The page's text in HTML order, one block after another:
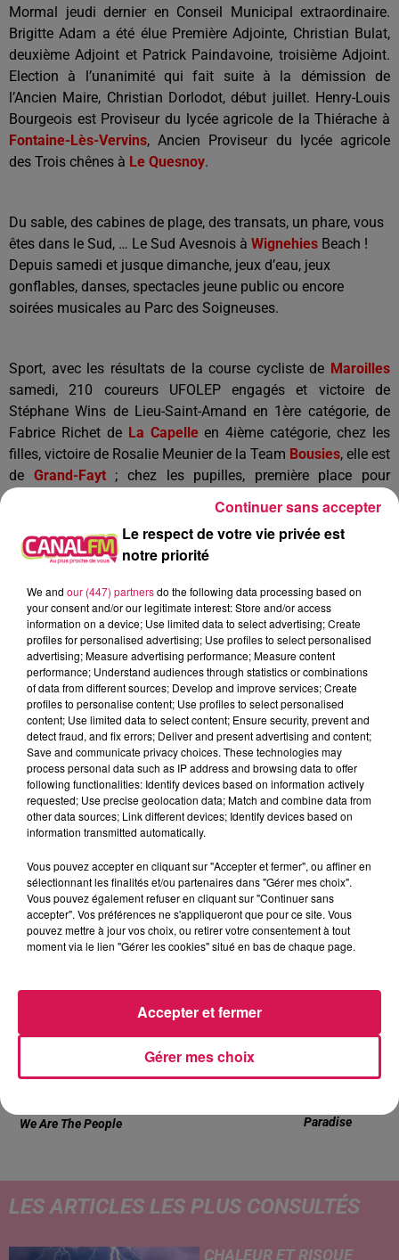
Mormal jeudi dernier en Conseil Municipal extraordinaire.
Brigitte Adam a été élue Première Adjointe, Christian Bulat,
deuxième Adjoint et Patrick Paindavoine, troisième Adjoint.
Election à l’unanimité qui fait suite à la démission de
l’Ancien Maire, Christian Dorlodot, début juillet. Henry-Louis
Bourgeois est Proviseur du lycée agricole de la Thiérache à
Fontaine-Lès-Vervins, Ancien Proviseur du lycée agricole
des Trois chênes à Le Quesnoy.
Du sable, des cabines de plage, des transats, un phare, vous
êtes dans le Sud, … Le Sud Avesnois à Wignehies Beach !
Depuis samedi et jusque dimanche, jeux d’eau, jeux
gonflables, danses, spectacles jeune public ou encore
soirées musicales au Parc des Soigneuses.
Sport, avec les résultats de la course cycliste de Maroilles
samedi, 210 coureurs UFOLEP engagés et victoire de
Stéphane Wins de Lieu-Saint-Amand en 1ère catégorie, de
Fabrice Richet de La Capelle en 4ième catégorie, chez les
filles, victoire de Rosalie Meunier de la Team Bousies, elle est
de Grand-Fayt ; chez les pupilles, première place pour
victoire de Lucas Bonnemaison d’Hirson.
Club'in Canal fm By Nexxyo
We Are The People
Paradise
LES ARTICLES LES PLUS CONSULTÉS
CHALEUR ET RISQUE
Le respect de votre vie privée est
notre priorité
We and our (447) partnersdo the following data processing based on
your consent and/or our legitimate interest: Store and/or access
information on a device; Use limited data to select advertising; Create
profiles for personalised advertising; Use profiles to select personalised
advertising; Measure advertising performance; Measure content
performance; Understand audiences through statistics or combinations
of data from different sources; Develop and improve services; Create
profiles to personalise content; Use profiles to select personalised
content; Use limited data to select content; Ensure security, prevent and
detect fraud, and fix errors; Deliver and present advertising and content;
Save and communicate privacy choices. These technologies may
process personal data such as IP address and browsing data to offer
following functionalities: Identify devices based on information actively
requested; Use precise geolocation data; Match and combine data from
other data sources; Link different devices; Identify devices based on
information transmitted automatically.
Vous pouvez accepter en cliquant sur "Accepter et fermer", ou affiner en
sélectionnant les finalités et/ou partenaires dans "Gérer mes choix".
Vous pouvez également refuser en cliquant sur "Continuer sans
accepter". Vos préférences ne s'appliqueront que pour ce site. Vous
pouvez mettre à jour vos choix, ou retirer votre consentement à tout
moment via le lien "Gérer les cookies" situé en bas de chaque page.
Gérer mes choix
Accepter et fermer
Continuer sans accepter